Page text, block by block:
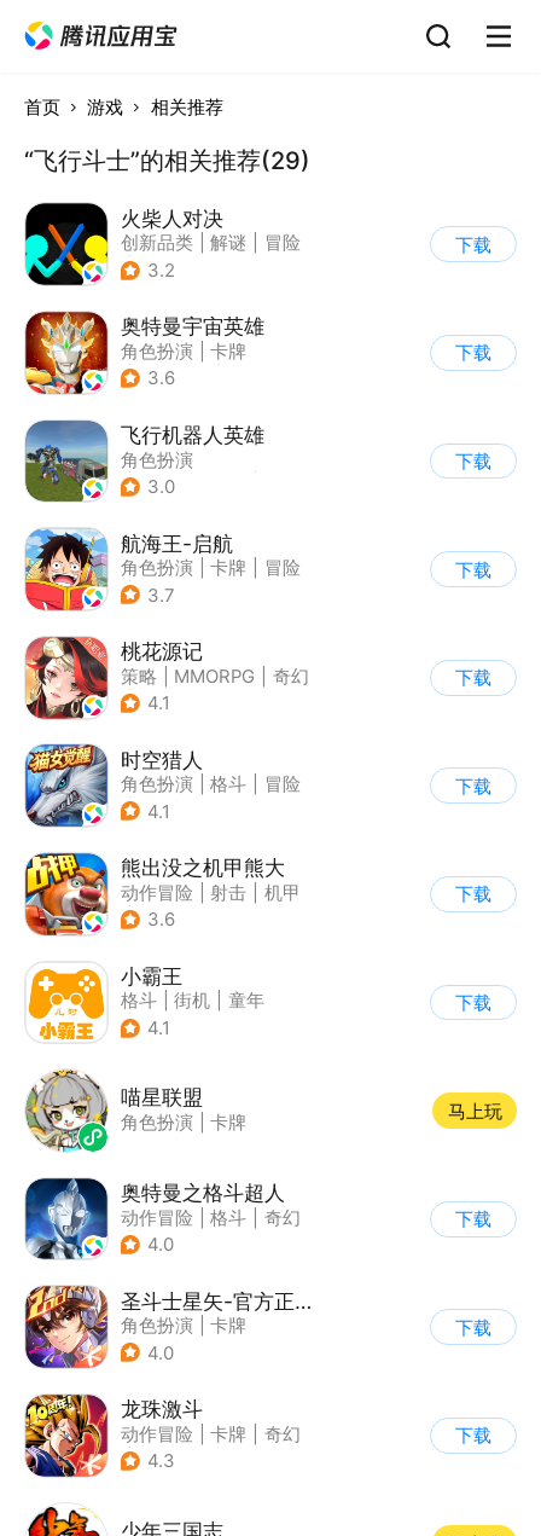
首页 游戏 相关推荐
“飞行斗士”的相关推荐(29)
火柴人对决
创新品类 解谜
冒险
| 挑战破纪录
3.2
下载
奥特曼宇宙英雄
角色扮演
卡牌
| 影视改编
3.6
下载
飞行机器人英雄
角色扮演
| 第三人称射击
3.0
下载
航海王-启航
角色扮演 卡牌
冒险
| 海贼王
3.7
下载
桃花源记
策略 MMORPG
奇幻
| 桃花源记
4.1
下载
时空猎人
角色扮演 格斗
冒险
| 时空猎人
4.1
下载
熊出没之机甲熊大
动作冒险 射击
机甲
| 熊出没
3.6
下载
小霸王
格斗 街机
童年
| 怀旧
4.1
下载
喵星联盟
角色扮演 卡牌
马上玩
奥特曼之格斗超人
动作冒险 格斗
奇幻
| 奥特曼
4.0
下载
圣斗士星矢-官方正版(腾讯)
角色扮演
卡牌
| 动漫改编
4.0
下载
龙珠激斗
动作冒险 卡牌
奇幻
| 龙珠
4.3
下载
少年三国志